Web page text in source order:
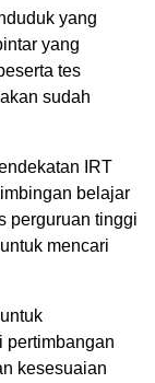
yang
yang
tes
sudah
IRT
belajar
perguruan tinggi
mencari
pertimbangan
kesesuaian